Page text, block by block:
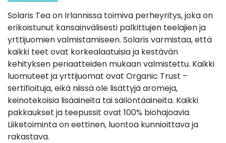
Solaris Tea on Irlannissa toimiva perheyritys, joka on
erikoistunut kansainvälisesti palkittujen teelajien ja
yrttijuomien valmistamiseen. Solaris varmistaa, että
kaikki teet ovat korkealaatuisia ja kestävän
kehityksen periaatteiden mukaan valmistettu. Kaikki
luomuteet ja yrttijuomat ovat Organic Trust –
sertifioituja, eikä niissä ole lisättyjä aromeja,
keinotekoisia lisäaineita tai säilöntäaineita. Kaikki
pakkaukset ja teepussit ovat 100% biohajoavia.
Liiketoiminta on eettinen, luontoa kunnioittava ja
rakastava.